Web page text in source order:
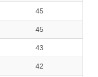
45
45
43
42